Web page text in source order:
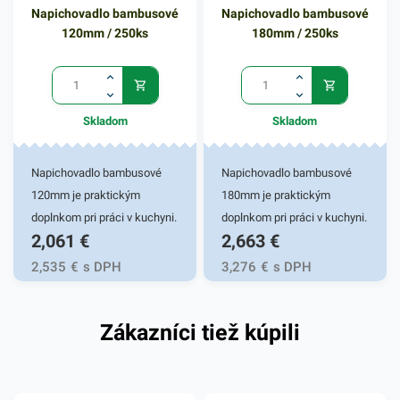
s rozmerom 15cm. V našej
podobné produkty, ktoré vás
zaručene oslovia.
Napichovadlo bambusové
120mm / 250ks
Skladom
Napichovadlo bambusové
120mm je praktickým
doplnkom pri práci v kuchyni.
Napichovadlá sú vďaka
svojmu tvaru určené
prevdovšetkým na menšie
iné zákusky servírované v
2,061 €
2,535 € s DPH
Napichovadlo bambusové
180mm / 250ks
Skladom
Napichovadlo bambusové
180mm je praktickým
doplnkom pri práci v kuchyni.
Napichovadlá sú vďaka
svojmu tvaru určené
prevdovšetkým na menšie
iné zákusky servírované v
2,663 €
3,276 € s DPH
Zákazníci tiež kúpili